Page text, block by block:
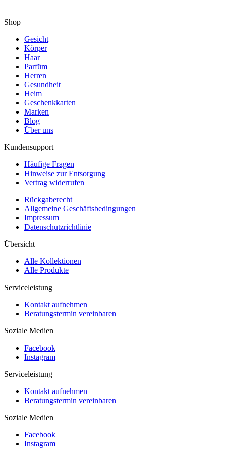
Shop
Gesicht
Körper
Haar
Parfüm
Herren
Gesundheit
Heim
Geschenkkarten
Marken
Blog
Über uns
Kundensupport
Häufige Fragen
Hinweise zur Entsorgung
Vertrag widerrufen
Rückgaberecht
Allgemeine Geschäftsbedingungen
Impressum
Datenschutzrichtlinie
Übersicht
Alle Kollektionen
Alle Produkte
Serviceleistung
Kontakt aufnehmen
Beratungstermin vereinbaren
Soziale Medien
Facebook
Instagram
Serviceleistung
Kontakt aufnehmen
Beratungstermin vereinbaren
Soziale Medien
Facebook
Instagram